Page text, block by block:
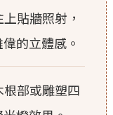
貼牆照射，
的立體感。
根部或雕塑四